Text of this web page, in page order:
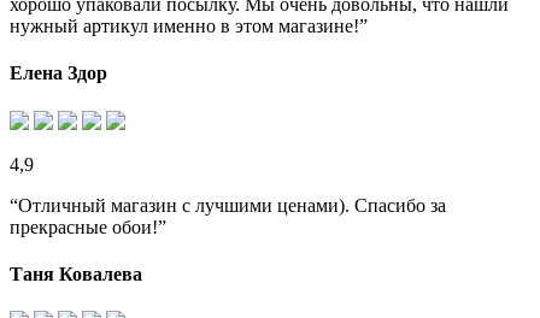
хорошо упаковали посылку. Мы очень довольны, что нашли
нужный артикул именно в этом магазине!”
Елена Здор
4,9
“Отличный магазин с лучшими ценами). Спасибо за
прекрасные обои!”
Таня Ковалева